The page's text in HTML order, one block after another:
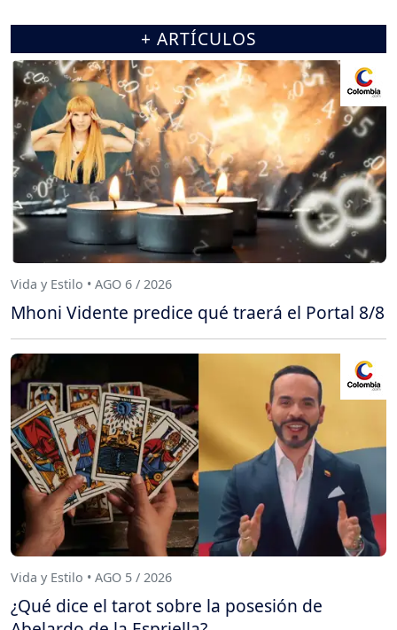
+ ARTÍCULOS
Vida y Estilo • AGO 6 / 2026
Mhoni Vidente predice qué traerá el Portal 8/8
Vida y Estilo • AGO 5 / 2026
¿Qué dice el tarot sobre la posesión de